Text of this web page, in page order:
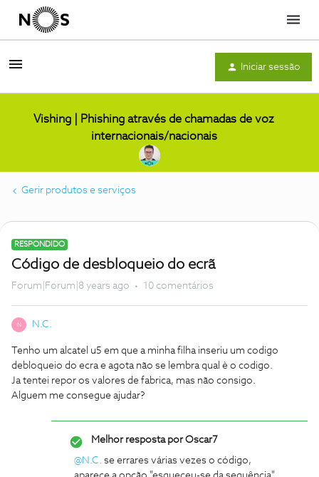
Menu
Iniciar sessão
Vishing | Phishing através de chamadas de voz
internacionais/nacionais
Gerir produtos e serviços
RESPONDIDO
Código de desbloqueio do ecrã
Forum|Forum|8 years ago 10 comentários
N N.C.
Tenho um alcatel u5 em que a minha filha inseriu um codigo
debloqueio do ecra e agota não se lembra qual è o codigo.
Ja tentei repor os valores de fabrica, mas não consigo.
Alguem me consegue ajudar?
Melhor resposta porOscar7
@N.C. se errares várias vezes o código,